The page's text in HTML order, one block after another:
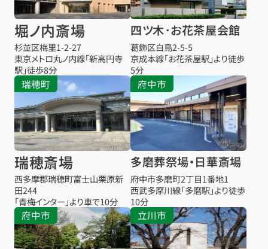
堀ノ内斎場
杉並区梅里1-2-27
東京メトロ丸ノ内線「新高円寺
駅」徒歩8分
四ツ木･お花茶屋会館
葛飾区白鳥2-5-5
京成本線「お花茶屋駅」より徒歩
5分
瑞穂町
瑞穂斎場
西多摩郡瑞穂町富士山栗原新
田244
「青梅インター」より車で10分
府中市
多磨葬祭場・日華斎場
府中市多磨町2丁目1番地1
西武多摩川線「多磨駅」より徒歩
10分
府中市 立川市